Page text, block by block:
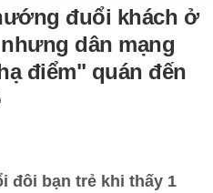
đuổi khách ở
dân mạng
điểm" quán đến
đôi bạn trẻ khi thấy 1